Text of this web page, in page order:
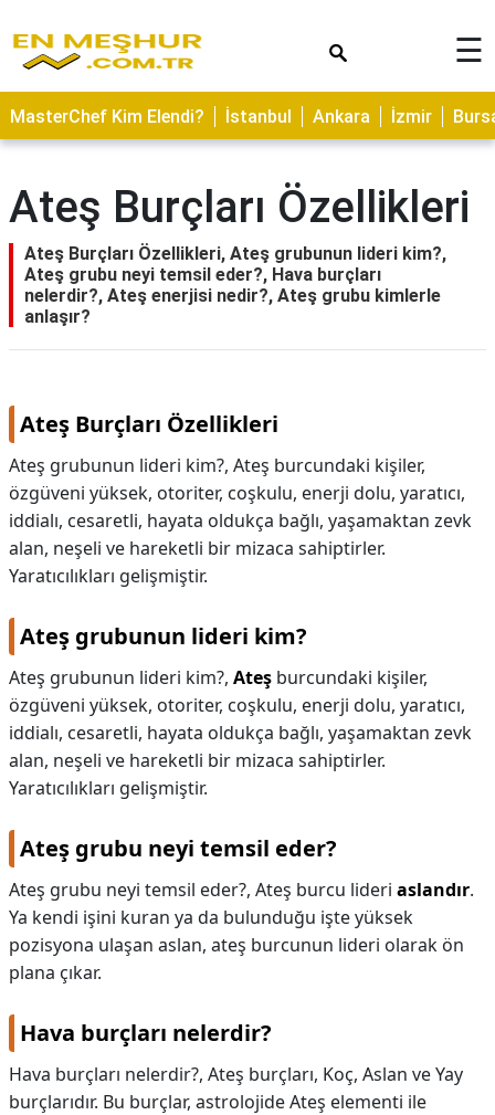
ASTROLOJİ
SAĞLIK
TARİFLERİ
GEZİLECEK
YERLER
CİLT
KAMP
HAMİLELİK
KAPLICALAR
İLETİŞİM
☰
MasterChef Kim Elendi? İstanbul Ankara İzmir
Ateş Burçları Özellikleri
Ateş Burçları Özellikleri, Ateş grubunun lideri kim?,
Ateş grubu neyi temsil eder?, Hava burçları
nelerdir?, Ateş enerjisi nedir?, Ateş grubu kimlerle
anlaşır?
Ateş Burçları Özellikleri
Ateş grubunun lideri kim?, Ateş burcundaki kişiler,
özgüveni yüksek, otoriter, coşkulu, enerji dolu, yaratıcı,
iddialı, cesaretli, hayata oldukça bağlı, yaşamaktan zevk
alan, neşeli ve hareketli bir mizaca sahiptirler.
Yaratıcılıkları gelişmiştir.
Ateş grubunun lideri kim?
Ateş grubunun lideri kim?, Ateş burcundaki kişiler,
özgüveni yüksek, otoriter, coşkulu, enerji dolu, yaratıcı,
iddialı, cesaretli, hayata oldukça bağlı, yaşamaktan zevk
alan, neşeli ve hareketli bir mizaca sahiptirler.
Yaratıcılıkları gelişmiştir.
Ateş grubu neyi temsil eder?
Ateş grubu neyi temsil eder?, Ateş burcu lideri aslandır.
Ya kendi işini kuran ya da bulunduğu işte yüksek
pozisyona ulaşan aslan, ateş burcunun lideri olarak ön
plana çıkar.
Hava burçları nelerdir?
Hava burçları nelerdir?, Ateş burçları, Koç, Aslan ve Yay
burçlarıdır. Bu burçlar, astrolojide Ateş elementi ile